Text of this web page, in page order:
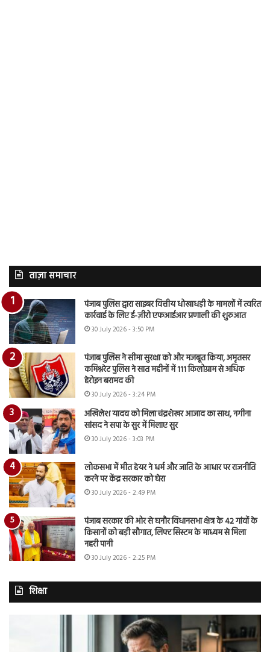
ताज़ा समाचार
पंजाब पुलिस द्वारा साइबर वित्तीय धोखाधड़ी के मामलों में त्वरित
कार्रवाई के लिए ई-ज़ीरो एफआईआर प्रणाली की शुरुआत
30 July 2026 - 3:50 PM
पंजाब पुलिस ने सीमा सुरक्षा को और मजबूत किया, अमृतसर
कमिश्नरेट पुलिस ने सात महीनों में 111 किलोग्राम से अधिक
हेरोइन बरामद की
30 July 2026 - 3:24 PM
अखिलेश यादव को मिला चंद्रशेखर आजाद का साथ, नगीना
सांसद ने सपा के सुर में मिलाए सुर
30 July 2026 - 3:03 PM
लोकसभा में मीत हेयर ने धर्म और जाति के आधार पर राजनीति
करने पर केंद्र सरकार को घेरा
30 July 2026 - 2:49 PM
पंजाब सरकार की ओर से घनौर विधानसभा क्षेत्र के 42 गांवों के
किसानों को बड़ी सौगात, लिफ्ट सिस्टम के माध्यम से मिला
नहरी पानी
30 July 2026 - 2:25 PM
शिक्षा